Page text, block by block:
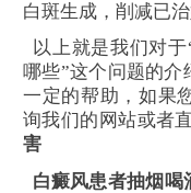
白斑生成，削减已
以上就是我们对
哪些”这个问题的介
一定的帮助，如果
询我们的网站或者
害
白癜风患者抽烟喝